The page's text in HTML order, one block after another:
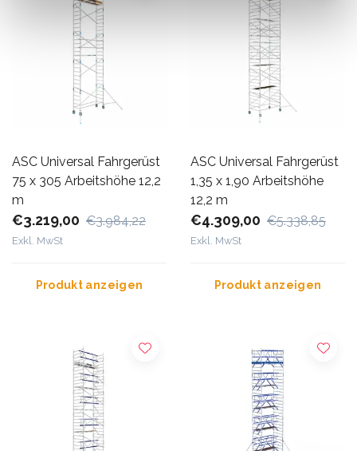
ASC Universal Fahrgerüst
75 x 305 Arbeitshöhe 12,2
m
€3.219,00 €3.984,22
Exkl. MwSt
Produkt anzeigen
ASC Universal Fahrgerüst
1,35 x 1,90 Arbeitshöhe
12,2 m
€4.309,00 €5.338,85
Exkl. MwSt
Produkt anzeigen